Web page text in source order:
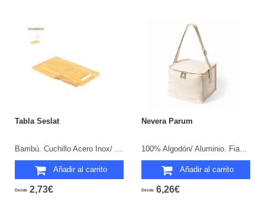
Tabla Seslat
Añadir al carrito
Desde 2,73€
Nevera Parum
Añadir al carrito
Desde 6,26€